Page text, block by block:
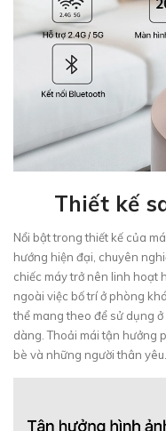
Thiết kế
Nổi bật trong thiết kế của
hướng hiện đại, chuyên
chiếc máy trở nên linh hoạt
ngoài việc bố trí ở phòng
thể mang theo để sử dụng
dàng. Thoải mái tận hưởng
bè và những người thân yêu.